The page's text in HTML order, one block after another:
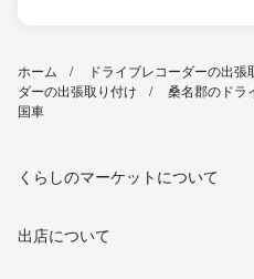
ホーム ドライブレコーダーの出張
ダーの出張取り付け
桑名郡のドラ
国車
くらしのマーケットについて
出店について